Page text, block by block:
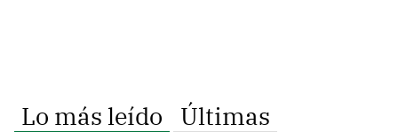
Lo más leído Últimas